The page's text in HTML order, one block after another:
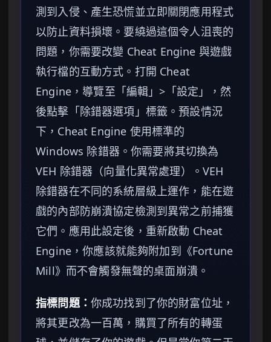
測到入侵、產生恐慌並立即關閉應用程式
以防止資料損壞。要繞過這個令人沮喪的
問題，你需要改變 Cheat Engine 與遊戲
執行檔的互動方式。打開 Cheat
Engine，導覽至「編輯」>「設定」，然
後點擊「除錯器選項」標籤。預設情況
下，Cheat Engine 使用標準的
Windows 除錯器。你需要將其切換為
VEH 除錯器（向量化異常處理）。VEH
除錯器在不同的系統層級上運作，能在遊
戲的內部防崩潰協定檢測到異常之前捕獲
它們。應用此設定後，重新啟動 Cheat
Engine，你應該就能夠附加到《Fortune
Mill》而不會觸發無聲的桌面崩潰。
指標問題： 你成功找到了你的財富位址，
將其更改為一百萬，購買了所有的轉蛋